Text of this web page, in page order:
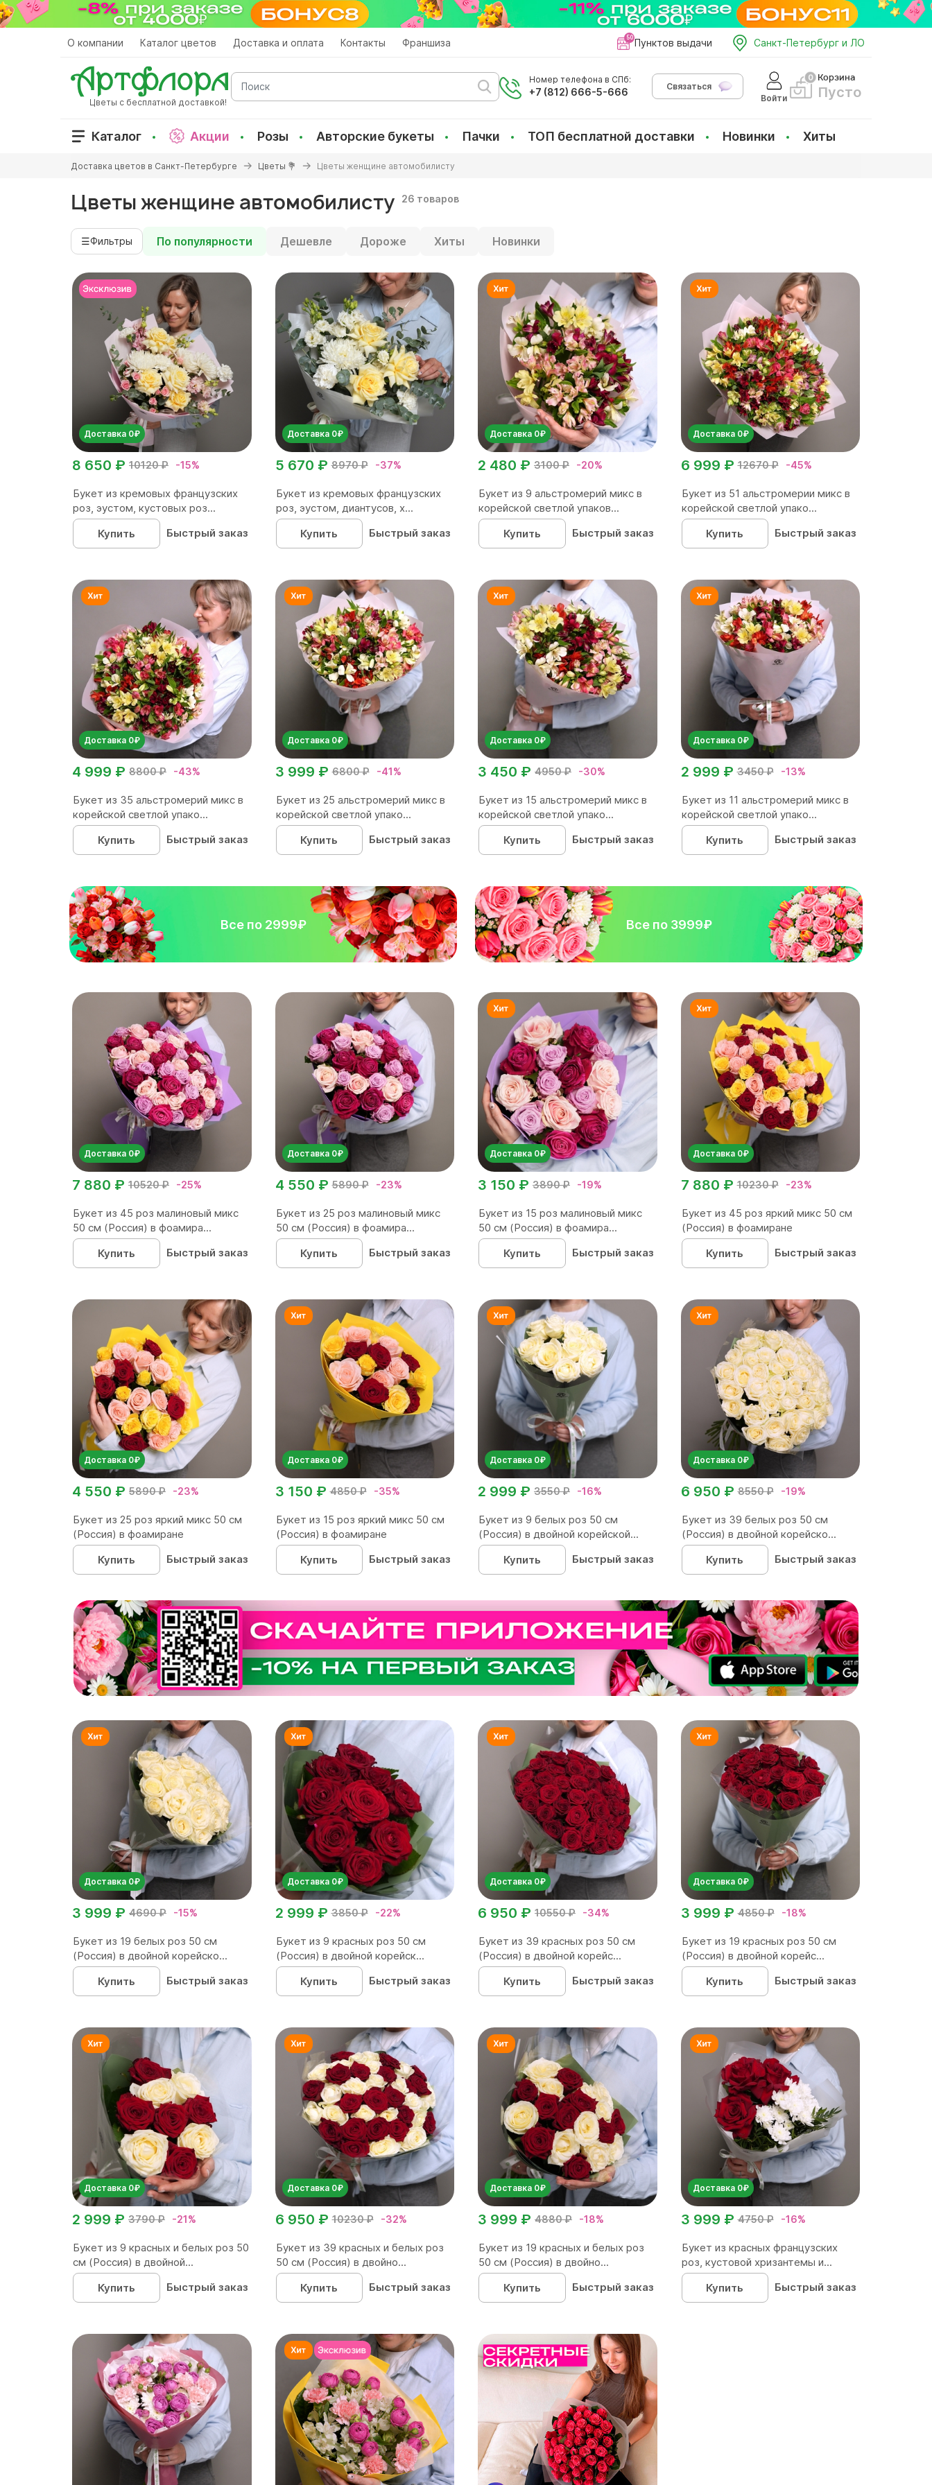
Перейти
к
О компании Каталог цветов Доставка и оплата Контакты Франшиза Пунктов выдачи Санкт-Петербург и ЛО
Цветы с бесплатной доставкой!
Поиск
Номер телефона в СПб:
+7 (812) 666-5-666
Связаться
Войти
Корзина
Пусто
Каталог Акции Розы Авторские букеты Пачки ТОП бесплатной доставки Новинки Хиты
здесь
Доставка цветов в Санкт-Петербурге Цветы 💐 Цветы женщине автомобилисту
Цветы женщине автомобилисту 26 товаров
☰Фильтры По популярности Дешевле Дороже Хиты Новинки
Доставка 0₽
10120 ₽ -15%
8 650 ₽
Букет из кремовых французских
роз, эустом, кустовых роз...
Купить
Быстрый заказ
Доставка 0₽
8970 ₽ -37%
5 670 ₽
Букет из кремовых французских
роз, эустом, диантусов, х...
Купить
Быстрый заказ
Доставка 0₽
3100 ₽ -20%
2 480 ₽
Букет из 9 альстромерий микс в
корейской светлой упаков...
Купить
Быстрый заказ
Доставка 0₽
12670 ₽ -45%
6 999 ₽
Букет из 51 альстромерии микс в
корейской светлой упако...
Купить
Быстрый заказ
Доставка 0₽
8800 ₽ -43%
4 999 ₽
Букет из 35 альстромерий микс в
корейской светлой упако...
Купить
Быстрый заказ
Доставка 0₽
6800 ₽ -41%
3 999 ₽
Букет из 25 альстромерий микс в
корейской светлой упако...
Купить
Быстрый заказ
Доставка 0₽
4950 ₽ -30%
3 450 ₽
Букет из 15 альстромерий микс в
корейской светлой упако...
Купить
Быстрый заказ
Доставка 0₽
3450 ₽ -13%
2 999 ₽
Букет из 11 альстромерий микс в
корейской светлой упако...
Купить
Быстрый заказ
Все по 2999₽ Все по 3999₽
Доставка 0₽
10520 ₽ -25%
7 880 ₽
Букет из 45 роз малиновый микс
50 см (Россия) в фоамира...
Купить
Быстрый заказ
Доставка 0₽
5890 ₽ -23%
4 550 ₽
Букет из 25 роз малиновый микс
50 см (Россия) в фоамира...
Купить
Быстрый заказ
Доставка 0₽
3890 ₽ -19%
3 150 ₽
Букет из 15 роз малиновый микс
50 см (Россия) в фоамира...
Купить
Быстрый заказ
Доставка 0₽
10230 ₽ -23%
7 880 ₽
Букет из 45 роз яркий микс 50 см
(Россия) в фоамиране
Купить
Быстрый заказ
Доставка 0₽
5890 ₽ -23%
4 550 ₽
Букет из 25 роз яркий микс 50 см
(Россия) в фоамиране
Купить
Быстрый заказ
Доставка 0₽
4850 ₽ -35%
3 150 ₽
Букет из 15 роз яркий микс 50 см
(Россия) в фоамиране
Купить
Быстрый заказ
Доставка 0₽
3550 ₽ -16%
2 999 ₽
Букет из 9 белых роз 50 см
(Россия) в двойной корейской...
Купить
Быстрый заказ
Доставка 0₽
8550 ₽ -19%
6 950 ₽
Букет из 39 белых роз 50 см
(Россия) в двойной корейско...
Купить
Быстрый заказ
Доставка 0₽
4690 ₽ -15%
3 999 ₽
Букет из 19 белых роз 50 см
(Россия) в двойной корейско...
Купить
Быстрый заказ
Доставка 0₽
3850 ₽ -22%
2 999 ₽
Букет из 9 красных роз 50 см
(Россия) в двойной корейск...
Купить
Быстрый заказ
Доставка 0₽
10550 ₽ -34%
6 950 ₽
Букет из 39 красных роз 50 см
(Россия) в двойной корейс...
Купить
Быстрый заказ
Доставка 0₽
4850 ₽ -18%
3 999 ₽
Букет из 19 красных роз 50 см
(Россия) в двойной корейс...
Купить
Быстрый заказ
Доставка 0₽
3790 ₽ -21%
2 999 ₽
Букет из 9 красных и белых роз 50
см (Россия) в двойной...
Купить
Быстрый заказ
Доставка 0₽
10230 ₽ -32%
6 950 ₽
Букет из 39 красных и белых роз
50 см (Россия) в двойно...
Купить
Быстрый заказ
Доставка 0₽
4880 ₽ -18%
3 999 ₽
Букет из 19 красных и белых роз
50 см (Россия) в двойно...
Купить
Быстрый заказ
Доставка 0₽
4750 ₽ -16%
3 999 ₽
Букет из красных французских
роз, кустовой хризантемы и...
Купить
Быстрый заказ